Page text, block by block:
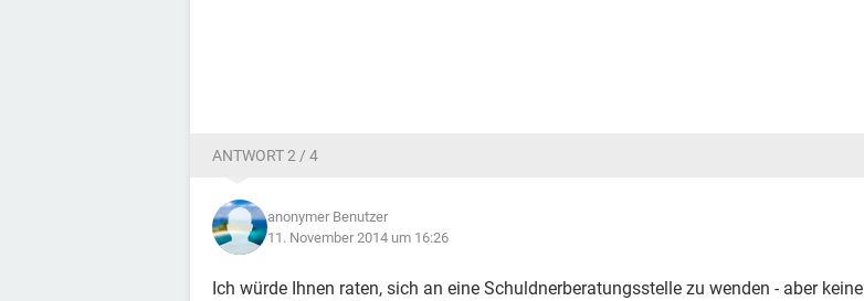
ANTWORT 2 / 4
anonymer Benutzer
11. November 2014 um 16:26
Ich würde Ihnen raten, sich an eine Schuldnerberatungsstelle zu wenden - aber keine